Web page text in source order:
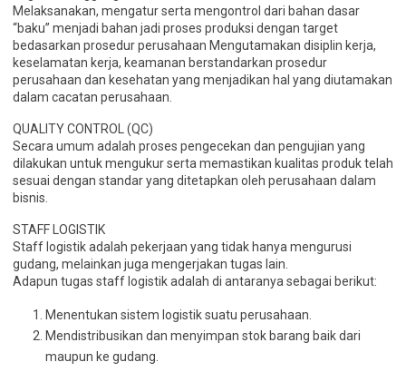
Melaksanakan, mengatur serta mengontrol dari bahan dasar
“baku” menjadi bahan jadi proses produksi dengan target
bedasarkan prosedur perusahaan Mengutamakan disiplin kerja,
keselamatan kerja, keamanan berstandarkan prosedur
perusahaan dan kesehatan yang menjadikan hal yang diutamakan
dalam cacatan perusahaan.
QUALITY CONTROL (QC)
Secara umum adalah proses pengecekan dan pengujian yang
dilakukan untuk mengukur serta memastikan kualitas produk telah
sesuai dengan standar yang ditetapkan oleh perusahaan dalam
bisnis.
STAFF LOGISTIK
Staff logistik adalah pekerjaan yang tidak hanya mengurusi
gudang, melainkan juga mengerjakan tugas lain.
Adapun tugas staff logistik adalah di antaranya sebagai berikut:
Menentukan sistem logistik suatu perusahaan.
Mendistribusikan dan menyimpan stok barang baik dari
maupun ke gudang.